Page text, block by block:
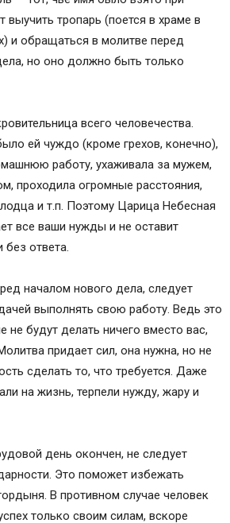
выучить тропарь (поется в храме в
и обращаться в молитве перед
но оно должно быть только
всего человечества.
ей чуждо (кроме грехов, конечно),
работу, ухаживала за мужем,
проходила огромные расстояния,
и т.п. Поэтому Царица Небесная
все ваши нужды и не оставит
ответа.
началом нового дела, следует
выполнять свою работу. Ведь это
не будут делать ничего вместо вас,
придает сил, она нужна, но не
сделать то, что требуется. Даже
на жизнь, терпели нужду, жару и
день окончен, не следует
Это поможет избежать
В противном случае человек
только своим силам, вскоре